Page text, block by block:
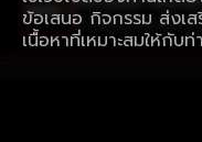
ข้อเสนอ กิจกรรม ส่งเ
เนื้อหาที่เหมาะสมให้กับท่
ดาวน์โหลดแอปเพื่อก